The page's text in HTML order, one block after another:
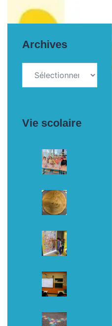
Archives
Vie scolaire